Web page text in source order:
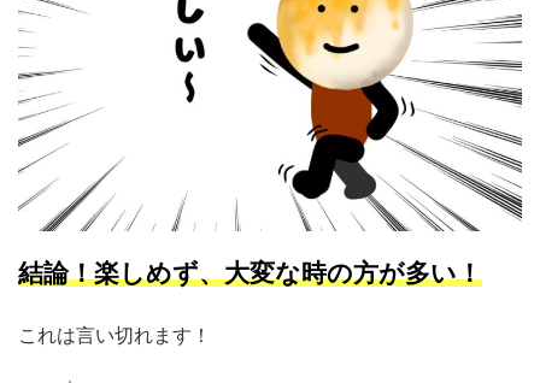
結論！楽しめず、大変な時の方が多い！
これは言い切れます！